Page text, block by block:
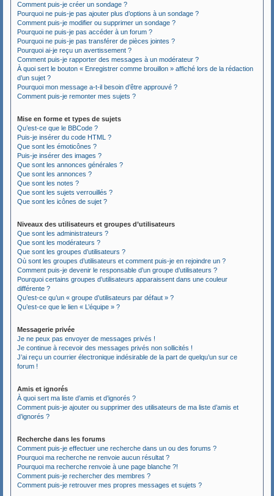
Comment puis-je créer un sondage ?
Pourquoi ne puis-je pas ajouter plus d’options à un sondage ?
Comment puis-je modifier ou supprimer un sondage ?
Pourquoi ne puis-je pas accéder à un forum ?
Pourquoi ne puis-je pas transférer de pièces jointes ?
Pourquoi ai-je reçu un avertissement ?
Comment puis-je rapporter des messages à un modérateur ?
À quoi sert le bouton « Enregistrer comme brouillon » affiché lors de la rédaction
d’un sujet ?
Pourquoi mon message a-t-il besoin d’être approuvé ?
Comment puis-je remonter mes sujets ?
Mise en forme et types de sujets
Qu’est-ce que le BBCode ?
Puis-je insérer du code HTML ?
Que sont les émoticônes ?
Puis-je insérer des images ?
Que sont les annonces générales ?
Que sont les annonces ?
Que sont les notes ?
Que sont les sujets verrouillés ?
Que sont les icônes de sujet ?
Niveaux des utilisateurs et groupes d’utilisateurs
Que sont les administrateurs ?
Que sont les modérateurs ?
Que sont les groupes d’utilisateurs ?
Où sont les groupes d’utilisateurs et comment puis-je en rejoindre un ?
Comment puis-je devenir le responsable d’un groupe d’utilisateurs ?
Pourquoi certains groupes d’utilisateurs apparaissent dans une couleur
différente ?
Qu’est-ce qu’un « groupe d’utilisateurs par défaut » ?
Qu’est-ce que le lien « L’équipe » ?
Messagerie privée
Je ne peux pas envoyer de messages privés !
Je continue à recevoir des messages privés non sollicités !
J’ai reçu un courrier électronique indésirable de la part de quelqu’un sur ce
forum !
Amis et ignorés
À quoi sert ma liste d’amis et d’ignorés ?
Comment puis-je ajouter ou supprimer des utilisateurs de ma liste d’amis et
d’ignorés ?
Recherche dans les forums
Comment puis-je effectuer une recherche dans un ou des forums ?
Pourquoi ma recherche ne renvoie aucun résultat ?
Pourquoi ma recherche renvoie à une page blanche ?!
Comment puis-je rechercher des membres ?
Comment puis-je retrouver mes propres messages et sujets ?